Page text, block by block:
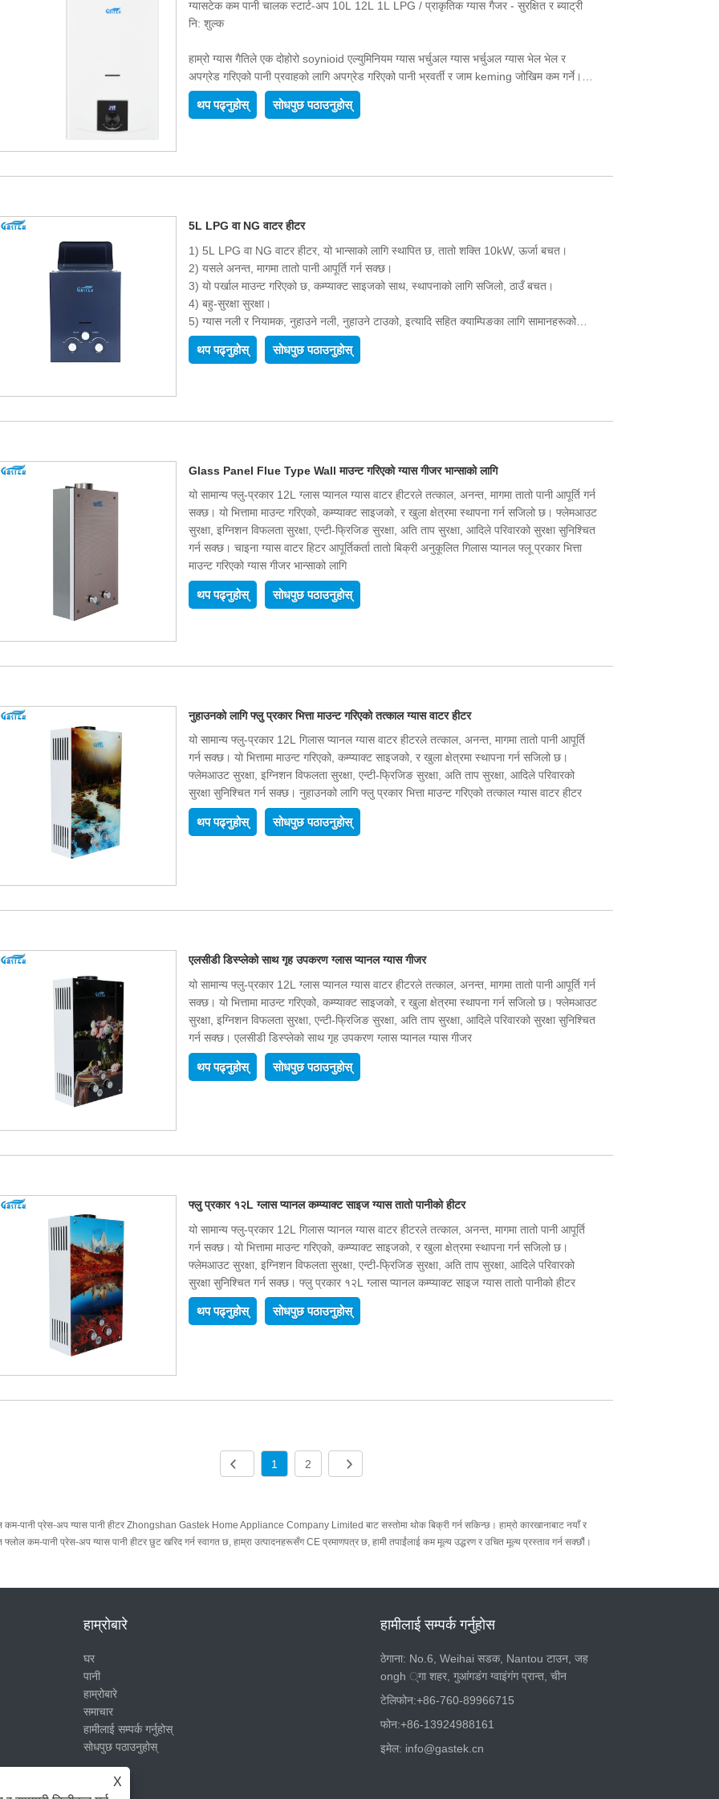
ग्यासटेक कम पानी चालक स्टार्ट-अप 10L 12L 1L LPG / प्राकृतिक ग्यास गैजर - सुरक्षित र ब्याट्री
नि: शुल्क
हाम्रो ग्यास गैतिले एक दोहोरो soynioid एल्युमिनियम ग्यास भर्चुअल ग्यास भर्चुअल ग्यास भेल भेल र
अपग्रेड गरिएको पानी प्रवाहको लागि अपग्रेड गरिएको पानी भ्रवर्ती र जाम keming जोखिम कम गर्ने।
बहु-संरक्षणको साथ सुरक्षा बढाइयो (अत्यधिक संरक्षण / सुख्खा जलिरहेको संरक्षण / ज्वार असफलता संरक्षण
र दुर्घटनात्मक शटडाउन संरक्षण) सुनिश्चित गर्दछ। उच्च-वृद्धि घरहरू र क्षेत्रहरूको अस्थिर पानी आपूर्तिको
थप पढ्नुहोस् सोधपुछ पठाउनुहोस्
5L LPG वा NG वाटर हीटर
1) 5L LPG वा NG वाटर हीटर, यो भान्साको लागि स्थापित छ, तातो शक्ति 10kW, ऊर्जा बचत।
2) यसले अनन्त, मागमा तातो पानी आपूर्ति गर्न सक्छ।
3) यो पर्खाल माउन्ट गरिएको छ, कम्प्याक्ट साइजको साथ, स्थापनाको लागि सजिलो, ठाउँ बचत।
4) बहु-सुरक्षा सुरक्षा।
5) ग्यास नली र नियामक, नुहाउने नली, नुहाउने टाउको, इत्यादि सहित क्याम्पिङका लागि सामानहरूको
सम्पूर्ण सेट।
थप पढ्नुहोस् सोधपुछ पठाउनुहोस्
Glass Panel Flue Type Wall माउन्ट गरिएको ग्यास गीजर भान्साको लागि
यो सामान्य फ्लु-प्रकार 12L ग्लास प्यानल ग्यास वाटर हीटरले तत्काल, अनन्त, मागमा तातो पानी आपूर्ति गर्न
सक्छ। यो भित्तामा माउन्ट गरिएको, कम्प्याक्ट साइजको, र खुला क्षेत्रमा स्थापना गर्न सजिलो छ। फ्लेमआउट
सुरक्षा, इग्निशन विफलता सुरक्षा, एन्टी-फ्रिजिङ सुरक्षा, अति ताप सुरक्षा, आदिले परिवारको सुरक्षा सुनिश्चित
गर्न सक्छ। चाइना ग्यास वाटर हिटर आपूर्तिकर्ता तातो बिक्री अनुकूलित गिलास प्यानल फ्लू प्रकार भित्ता
माउन्ट गरिएको ग्यास गीजर भान्साको लागि
थप पढ्नुहोस् सोधपुछ पठाउनुहोस्
नुहाउनको लागि फ्लु प्रकार भित्ता माउन्ट गरिएको तत्काल ग्यास वाटर हीटर
यो सामान्य फ्लु-प्रकार 12L गिलास प्यानल ग्यास वाटर हीटरले तत्काल, अनन्त, मागमा तातो पानी आपूर्ति
गर्न सक्छ। यो भित्तामा माउन्ट गरिएको, कम्प्याक्ट साइजको, र खुला क्षेत्रमा स्थापना गर्न सजिलो छ।
फ्लेमआउट सुरक्षा, इग्निशन विफलता सुरक्षा, एन्टी-फ्रिजिङ सुरक्षा, अति ताप सुरक्षा, आदिले परिवारको
सुरक्षा सुनिश्चित गर्न सक्छ। नुहाउनको लागि फ्लु प्रकार भित्ता माउन्ट गरिएको तत्काल ग्यास वाटर हीटर
थप पढ्नुहोस् सोधपुछ पठाउनुहोस्
एलसीडी डिस्प्लेको साथ गृह उपकरण ग्लास प्यानल ग्यास गीजर
यो सामान्य फ्लु-प्रकार 12L ग्लास प्यानल ग्यास वाटर हीटरले तत्काल, अनन्त, मागमा तातो पानी आपूर्ति गर्न
सक्छ। यो भित्तामा माउन्ट गरिएको, कम्प्याक्ट साइजको, र खुला क्षेत्रमा स्थापना गर्न सजिलो छ। फ्लेमआउट
सुरक्षा, इग्निशन विफलता सुरक्षा, एन्टी-फ्रिजिङ सुरक्षा, अति ताप सुरक्षा, आदिले परिवारको सुरक्षा सुनिश्चित
गर्न सक्छ। एलसीडी डिस्प्लेको साथ गृह उपकरण ग्लास प्यानल ग्यास गीजर
थप पढ्नुहोस् सोधपुछ पठाउनुहोस्
फ्लु प्रकार १२L ग्लास प्यानल कम्प्याक्ट साइज ग्यास तातो पानीको हीटर
यो सामान्य फ्लु-प्रकार 12L गिलास प्यानल ग्यास वाटर हीटरले तत्काल, अनन्त, मागमा तातो पानी आपूर्ति
गर्न सक्छ। यो भित्तामा माउन्ट गरिएको, कम्प्याक्ट साइजको, र खुला क्षेत्रमा स्थापना गर्न सजिलो छ।
फ्लेमआउट सुरक्षा, इग्निशन विफलता सुरक्षा, एन्टी-फ्रिजिङ सुरक्षा, अति ताप सुरक्षा, आदिले परिवारको
सुरक्षा सुनिश्चित गर्न सक्छ। फ्लु प्रकार १२L ग्लास प्यानल कम्प्याक्ट साइज ग्यास तातो पानीको हीटर
थप पढ्नुहोस् सोधपुछ पठाउनुहोस्
1 2
कम-पानी प्रेस-अप ग्यास पानी हीटर Zhongshan Gastek Home Appliance Company Limited बाट सस्तोमा थोक बिक्री गर्न सकिन्छ। हाम्रो कारखानाबाट नयाँ र
फ्लोल कम-पानी प्रेस-अप ग्यास पानी हीटर छुट खरिद गर्न स्वागत छ, हाम्रा उत्पादनहरूसँग CE प्रमाणपत्र छ, हामी तपाईंलाई कम मूल्य उद्धरण र उचित मूल्य प्रस्ताव गर्न सक्छौं।
हामीलाई सम्पर्क गर्नुहोस
ठेगाना: No.6, Weihai सडक, Nantou टाउन, जह
ongh ्गा शहर, गुआंगडंग ग्वाइंगंग प्रान्त, चीन
टेलिफोन:+86-760-89966715
फोन:+86-13924988161
इमेल: info@gastek.cn
हाम्रोबारे
घर
पानी
हाम्रोबारे
समाचार
हामीलाई सम्पर्क गर्नुहोस्
सोधपुछ पठाउनुहोस्
X